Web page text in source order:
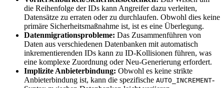
die Reihenfolge der IDs kann Angreifer dazu verleiten,
Datensätze zu erraten oder zu durchlaufen. Obwohl dies keine
primäre Sicherheitsmaßnahme ist, ist es eine Überlegung.
Datenmigrationsprobleme: Das Zusammenführen von
Daten aus verschiedenen Datenbanken mit automatisch
inkrementierenden IDs kann zu ID-Kollisionen führen, was
eine komplexe Zuordnung oder Neu-Generierung erfordert.
Implizite Anbieterbindung: Obwohl es keine strikte
Anbieterbindung ist, kann die spezifische AUTO_INCREMENT-